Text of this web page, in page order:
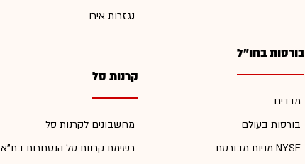
בורסות בחו"ל
מדדים
בורסות בעולם
מניות מבורסת NYSE
נגזרות אירו
קרנות סל
מחשבונים לקרנות סל
רשימת קרנות סל הנסחרות בת"א